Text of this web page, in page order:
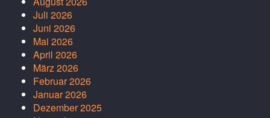
Juli 2026
Juni 2026
Mai 2026
April 2026
März 2026
Februar 2026
Januar 2026
Dezember 2025